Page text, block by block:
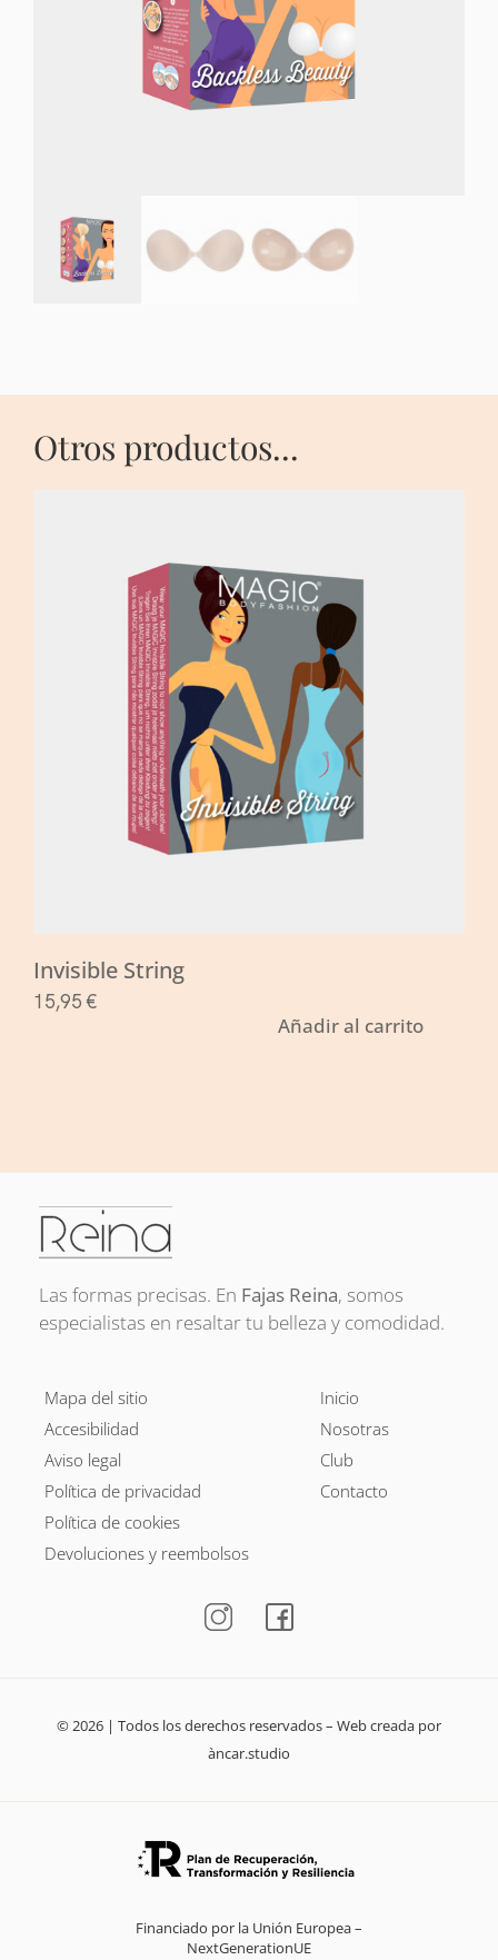
Otros productos...
Invisible String
15,95€
Añadir al carrito
Las formas precisas. En Fajas Reina, somos
especialistas en resaltar tu belleza y comodidad.
Mapa del sitio
Accesibilidad
Aviso legal
Política de privacidad
Política de cookies
Devoluciones y reembolsos
Inicio
Nosotras
Club
Contacto
© 2026 | Todos los derechos reservados – Web creada por
àncar.studio
Financiado por la Unión Europea –
NextGenerationUE